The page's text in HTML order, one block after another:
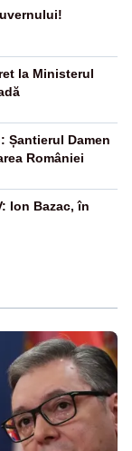
la Ministerul
Șantierul Damen
României
Ion Bazac, în